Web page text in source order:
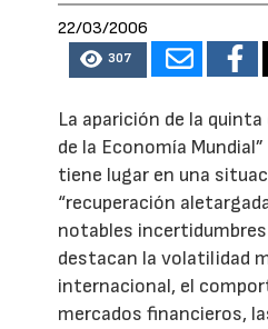
22/03/2006
307
La aparición de la quinta
de la Economía
tiene lugar en una
“recuperación
notables
destacan la volatilidad
internacional, el
mercados financieros,